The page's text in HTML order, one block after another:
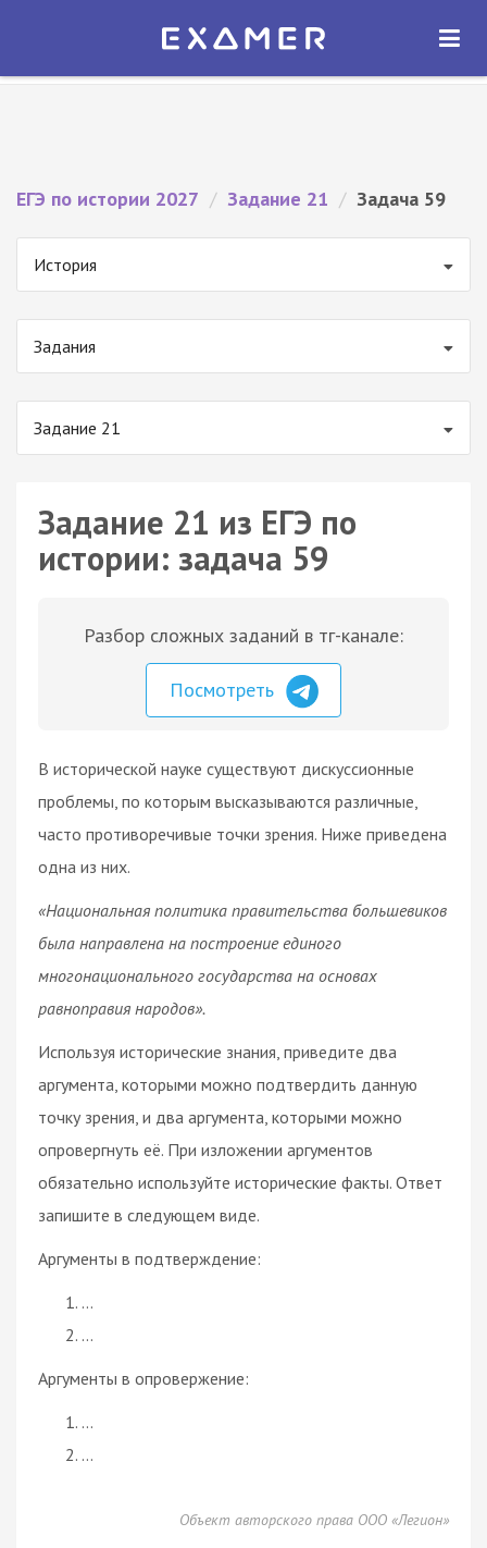
Экзамер — ЕГЭ 2027
ОТКРЫТЬ
ЕГЭ по истории 2027 / Задание 21 / Задача 59
История
Задания
Задание 21
Задание 21 из ЕГЭ по
истории: задача 59
Разбор сложных заданий в тг-канале:
Посмотреть
В исторической науке существуют дискуссионные
проблемы, по которым высказываются различные,
часто противоречивые точки зрения. Ниже приведена
одна из них.
«Национальная политика правительства большевиков
была направлена на построение единого
многонационального государства на основах
равноправия народов».
Используя исторические знания, приведите два
аргумента, которыми можно подтвердить данную
точку зрения, и два аргумента, которыми можно
опровергнуть её. При изложении аргументов
обязательно используйте исторические факты. Ответ
запишите в следующем виде.
Аргументы в подтверждение:
…
…
Аргументы в опровержение:
…
…
Объект авторского права ООО «Легион»